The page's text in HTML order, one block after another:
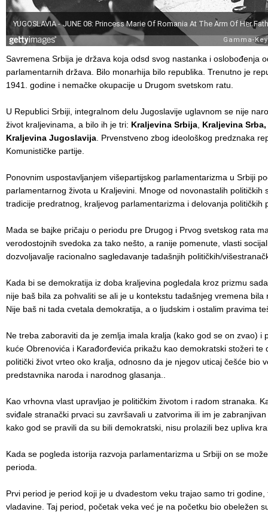
Savremena Srbija je država koja odsd svog nastanka i oslobođenja
parlamentarnih država. Bilo monarhija bilo republika. Trenutno je
1941. godine i nemačke okupacije u Drugom svetskom ratu.
U Republici Srbiji, integralnom delu Jugoslavije uglavnom se nije
život kraljevinama, a bilo ih je tri: Kraljevina Srbija Kraljevina
Kraljevina Jugoslavija . Prvenstveno zbog ideološkog predznaka
Komunističke partije.
Ponovnim uspostavljanjem višepartijskog parlamentarizma u Srbiji
parlamentarnog života u Kraljevini. Mnoge od novonastalih političkih
tradicije predratnog, kraljevog parlamentarizma i delovanja političkih
Mada se bajke pričaju o periodu pre Drugog i Prvog svetskog rata
verodostojnih svedoka za tako nešto, a ranije pomenute, vlasti
dozvoljavalje racionalno sagledavanje tadašnjih političkih/
Kada bi se demokratija iz doba kraljevina pogledala kroz prizmu
nije baš bila za pohvaliti se ali je u kontekstu tadašnjeg vremena
Nije baš ni tada cvetala demokratija, a o ljudskim i ostalim pravima
Ne treba zaboraviti da je zemlja imala kralja (kako god se on zvao) i
kuće Obrenovića i Karađorđevića prikažu kao demokratski stožeri te
politički život vrteo oko kralja, odnosno da je njegov uticaj češće bio
predstavnika naroda i narodnog glasanja..
Kao vrhovna vlast upravljao je političkim životom i radom stranaka.
sviđale stranački prvaci su završavali u zatvorima ili im je
kako god se pravili da su bili demokratski, nisu prolazili bez upliva
Kada se pogleda istorija razvoja parlamentarizma u Srbiji on se
perioda.
Prvi period je period koji je u dvadestom veku trajao samo tri
vladavine. Taj period, početak veka već je na početku bio obeležen
BEOGRAD
31. May 2012.